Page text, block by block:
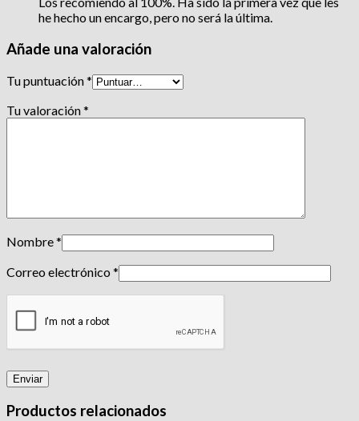
he hecho un encargo, pero no será la última.
Añade una valoración
Tu puntuación*
Tu valoración*
Nombre*
Correo electrónico *
Productos relacionados